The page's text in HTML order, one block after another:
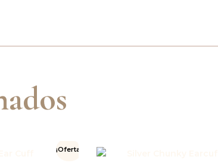
¡Oferta!
precio